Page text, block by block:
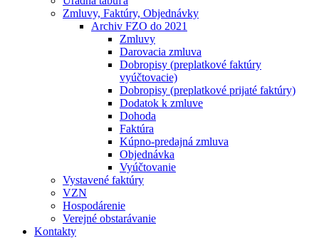
Zmluvy, Faktúry, Objednávky
Archiv FZO do 2021
Zmluvy
Darovacia zmluva
Dobropisy (preplatkové faktúry
vyúčtovacie)
Dobropisy (preplatkové prijaté faktúry)
Dodatok k zmluve
Dohoda
Faktúra
Kúpno-predajná zmluva
Objednávka
Vyúčtovanie
Vystavené faktúry
VZN
Hospodárenie
Verejné obstarávanie
Kontakty